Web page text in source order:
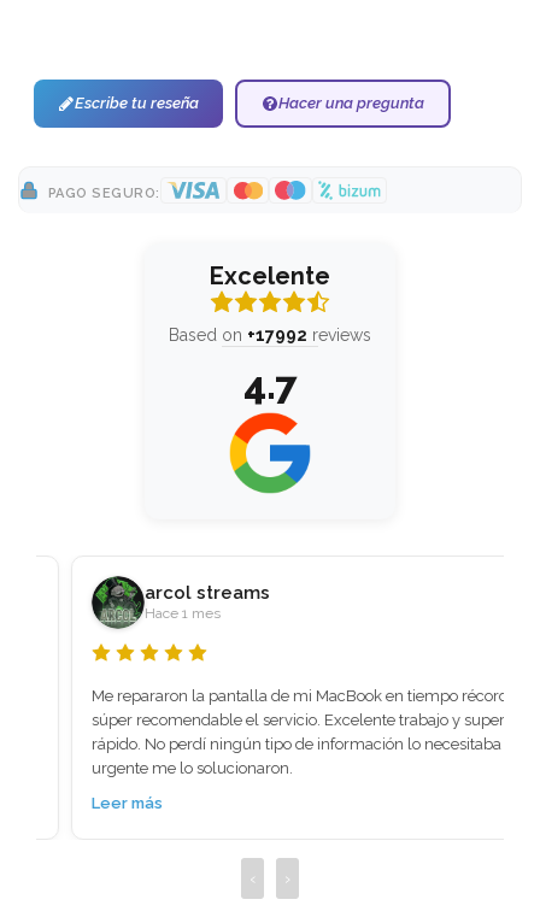
Escribe tu reseña Hacer una pregunta
PAGO SEGURO:
Excelente
Based on +17992 reviews
4.7
arcol streams
Hace 1 mes
Me repararon la pantalla de mi MacBook en tiempo récord
súper recomendable el servicio. Excelente trabajo y super
rápido. No perdí ningún tipo de información lo necesitaba
urgente me lo solucionaron.
Leer más
‹ ›